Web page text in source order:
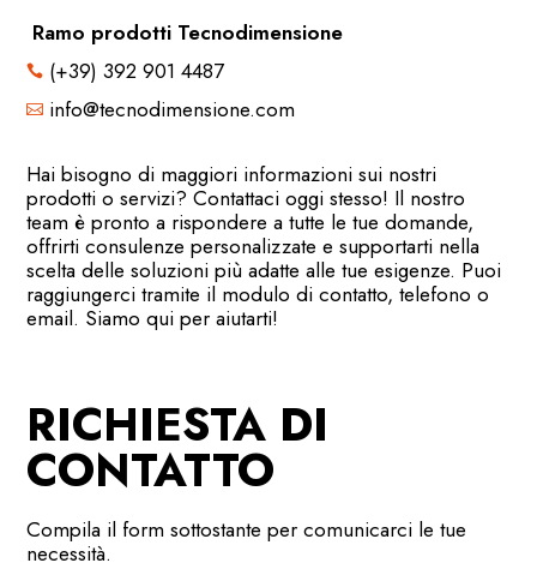
Ramo prodotti Tecnodimensione
 (+39) 392 901 4487
 info@tecnodimensione.com
Hai bisogno di maggiori informazioni sui nostri
prodotti o servizi? Contattaci oggi stesso! Il nostro
team è pronto a rispondere a tutte le tue domande,
offrirti consulenze personalizzate e supportarti nella
scelta delle soluzioni più adatte alle tue esigenze. Puoi
raggiungerci tramite il modulo di contatto, telefono o
email. Siamo qui per aiutarti!
RICHIESTA DI
CONTATTO
Compila il form sottostante per comunicarci le tue
necessità.